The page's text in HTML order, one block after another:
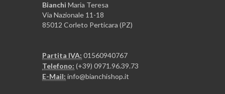
Bianchi Maria Teresa
Via Nazionale 11-18
85012 Corleto Perticara (PZ)
Partita IVA: 01560940767
Telefono: (+39) 0971.96.39.73
E-Mail: info@bianchishop.it